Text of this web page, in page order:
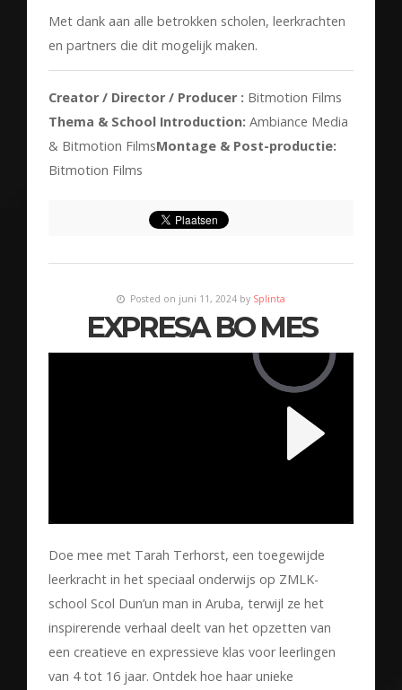
Met dank aan alle betrokken scholen, leerkrachten
en partners die dit mogelijk maken.
Creator / Director / Producer : Bitmotion Films
Thema & School Introduction: Ambiance Media
& Bitmotion FilmsMontage & Post-productie:
Bitmotion Films
Posted on juni 11, 2024 by Splinta
EXPRESA BO MES
Doe mee met Tarah Terhorst, een toegewijde
leerkracht in het speciaal onderwijs op ZMLK-
school Scol Dun’un man in Aruba, terwijl ze het
inspirerende verhaal deelt van het opzetten van
een creatieve en expressieve klas voor leerlingen
van 4 tot 16 jaar. Ontdek hoe haar unieke